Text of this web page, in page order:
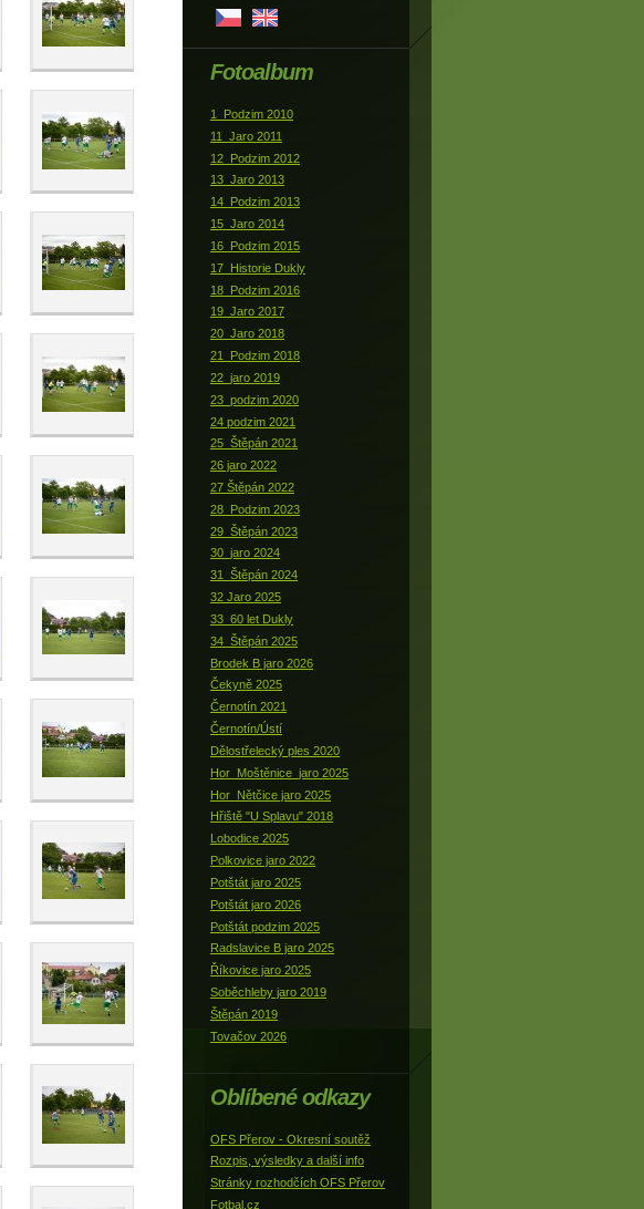
Fotoalbum
1_Podzim 2010
11_Jaro 2011
12_Podzim 2012
13_Jaro 2013
14_Podzim 2013
15_Jaro 2014
16_Podzim 2015
17_Historie Dukly
18_Podzim 2016
19_Jaro 2017
20_Jaro 2018
21_Podzim 2018
22_jaro 2019
23_podzim 2020
24 podzim 2021
25_Štěpán 2021
26 jaro 2022
27 Štěpán 2022
28_Podzim 2023
29_Štěpán 2023
30_jaro 2024
31_Štěpán 2024
32 Jaro 2025
33_60 let Dukly
34_Štěpán 2025
Brodek B jaro 2026
Čekyně 2025
Černotín 2021
Černotín/Ústí
Dělostřelecký ples 2020
Hor_Moštěnice_jaro 2025
Hor_Nětčice jaro 2025
Hřiště "U Splavu" 2018
Lobodice 2025
Polkovice jaro 2022
Potštát jaro 2025
Potštát jaro 2026
Potštát podzim 2025
Radslavice B jaro 2025
Říkovice jaro 2025
Soběchleby jaro 2019
Štěpán 2019
Tovačov 2026
Oblíbené odkazy
OFS Přerov - Okresní soutěž
Rozpis, výsledky a další info
Stránky rozhodčích OFS Přerov
Fotbal.cz